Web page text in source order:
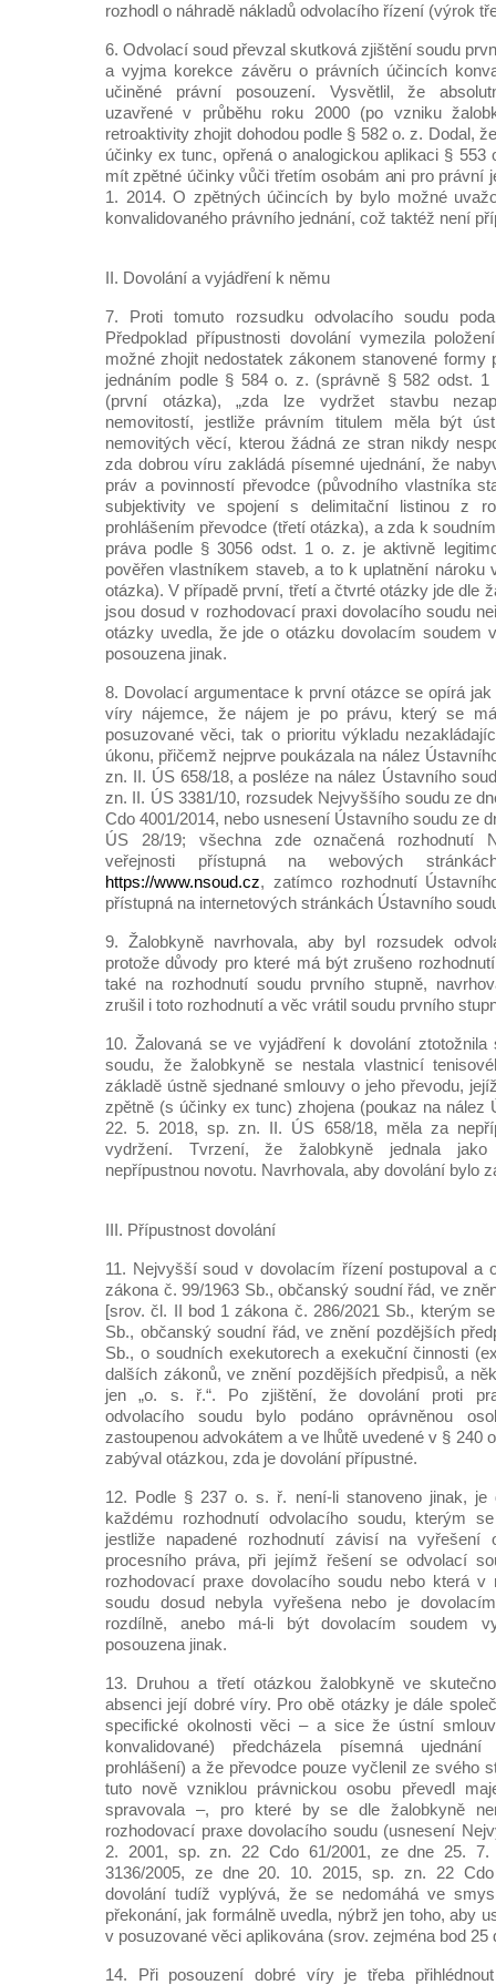
rozhodl o náhradě nákladů odvolacího řízení (výrok
6. Odvolací soud převzal skutková zjištění soudu
a vyjma korekce závěru o právních účincích
učiněné právní posouzení. Vysvětlil, že
uzavřené v průběhu roku 2000 (po vzniku
retroaktivity zhojit dohodou podle § 582 o. z. Dodal,
účinky ex tunc, opřená o analogickou aplikaci § 553
mít zpětné účinky vůči třetím osobám ani pro právní
1. 2014. O zpětných účincích by bylo možné
konvalidovaného právního jednání, což taktéž není
II. Dovolání a vyjádření k němu
7. Proti tomuto rozsudku odvolacího soudu
Předpoklad přípustnosti dovolání vymezila
možné zhojit nedostatek zákonem stanovené formy
jednáním podle § 584 o. z. (správně § 582 odst.
(první otázka), „zda lze vydržet stavbu
nemovitostí, jestliže právním titulem měla být
nemovitých věcí, kterou žádná ze stran nikdy
zda dobrou víru zakládá písemné ujednání, že
práv a povinností převodce (původního vlastníka
subjektivity ve spojení s delimitační listinou z
prohlášením převodce (třetí otázka), a zda k
práva podle § 3056 odst. 1 o. z. je aktivně
pověřen vlastníkem staveb, a to k uplatnění nároku
otázka). V případě první, třetí a čtvrté otázky jde dle
jsou dosud v rozhodovací praxi dovolacího soudu
otázky uvedla, že jde o otázku dovolacím soudem
posouzena jinak.
8. Dovolací argumentace k první otázce se opírá
víry nájemce, že nájem je po právu, který se má
posuzované věci, tak o prioritu výkladu
úkonu, přičemž nejprve poukázala na nález
zn. II. ÚS 658/18, a posléze na nález Ústavního
zn. II. ÚS 3381/10, rozsudek Nejvyššího soudu ze
Cdo 4001/2014, nebo usnesení Ústavního soudu ze
ÚS 28/19; všechna zde označená rozhodnutí
veřejnosti přístupná na webových
https://www.nsoud.cz, zatímco rozhodnutí
přístupná na internetových stránkách Ústavního
9. Žalobkyně navrhovala, aby byl rozsudek
protože důvody pro které má být zrušeno
také na rozhodnutí soudu prvního stupně,
zrušil i toto rozhodnutí a věc vrátil soudu prvního
10. Žalovaná se ve vyjádření k dovolání ztotožnila
soudu, že žalobkyně se nestala vlastnicí
základě ústně sjednané smlouvy o jeho převodu,
zpětně (s účinky ex tunc) zhojena (poukaz na nález
22. 5. 2018, sp. zn. II. ÚS 658/18, měla za
vydržení. Tvrzení, že žalobkyně jednala
nepřípustnou novotu. Navrhovala, aby dovolání bylo
III. Přípustnost dovolání
11. Nejvyšší soud v dovolacím řízení postupoval a
zákona č. 99/1963 Sb., občanský soudní řád, ve
[srov. čl. II bod 1 zákona č. 286/2021 Sb., kterým
Sb., občanský soudní řád, ve znění pozdějších
Sb., o soudních exekutorech a exekuční činnosti
dalších zákonů, ve znění pozdějších předpisů, a
jen „o. s. ř.“. Po zjištění, že dovolání proti
odvolacího soudu bylo podáno oprávněnou
zastoupenou advokátem a ve lhůtě uvedené v § 240
zabýval otázkou, zda je dovolání přípustné.
12. Podle § 237 o. s. ř. není-li stanoveno jinak, je
každému rozhodnutí odvolacího soudu, kterým
jestliže napadené rozhodnutí závisí na vyřešení
procesního práva, při jejímž řešení se odvolací
rozhodovací praxe dovolacího soudu nebo která v
soudu dosud nebyla vyřešena nebo je
rozdílně, anebo má-li být dovolacím soudem
posouzena jinak.
13. Druhou a třetí otázkou žalobkyně ve
absenci její dobré víry. Pro obě otázky je dále
specifické okolnosti věci – a sice že ústní
konvalidované) předcházela písemná
prohlášení) a že převodce pouze vyčlenil ze svého
tuto nově vzniklou právnickou osobu převedl
spravovala –, pro které by se dle žalobkyně
rozhodovací praxe dovolacího soudu (usnesení
2. 2001, sp. zn. 22 Cdo 61/2001, ze dne 25.
3136/2005, ze dne 20. 10. 2015, sp. zn. 22 Cdo
dovolání tudíž vyplývá, že se nedomáhá ve
překonání, jak formálně uvedla, nýbrž jen toho, aby
v posuzované věci aplikována (srov. zejména bod 25
14. Při posouzení dobré víry je třeba